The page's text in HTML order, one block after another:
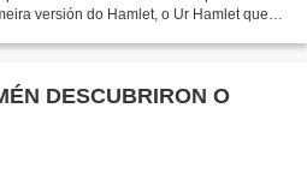
versión do Hamlet, o Ur Hamlet que
DESCUBRIRON O